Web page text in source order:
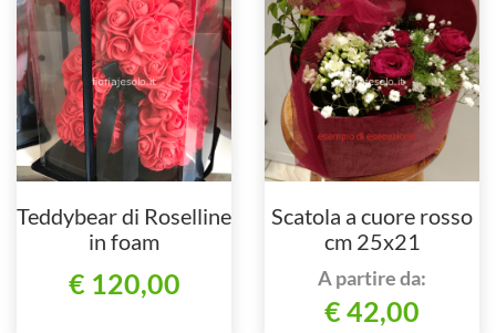
Teddybear di Roselline
in foam
€ 120,00
Scatola a cuore rosso
cm 25x21
A partire da:
€ 42,00